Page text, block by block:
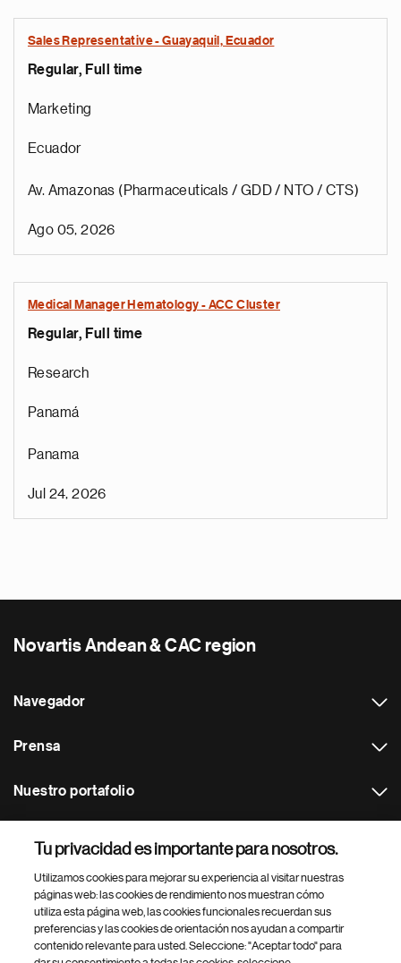
Sales Representative - Guayaquil, Ecuador
Regular, Full time
Marketing
Ecuador
Av. Amazonas (Pharmaceuticals / GDD / NTO / CTS)
Ago 05, 2026
Medical Manager Hematology - ACC Cluster
Regular, Full time
Research
Panamá
Panama
Jul 24, 2026
Novartis Andean & CAC region
Navegador
Prensa
Nuestro portafolio
Footer Site Search
Tu privacidad es importante para nosotros.
Utilizamos cookies para mejorar su experiencia al visitar nuestras
páginas web: las cookies de rendimiento nos muestran cómo
utiliza esta página web, las cookies funcionales recuerdan sus
preferencias y las cookies de orientación nos ayudan a compartir
contenido relevante para usted. Seleccione: "Aceptar todo" para